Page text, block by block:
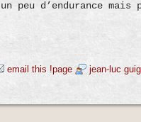
un peu d’endurance
email this !page jean-luc